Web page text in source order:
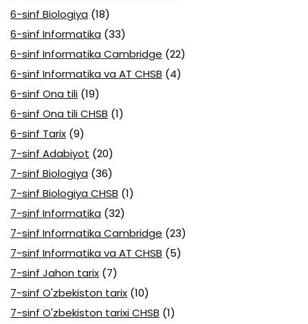
6-sinf Biologiya (18)
6-sinf Informatika (33)
6-sinf Informatika Cambridge (22)
6-sinf Informatika va AT CHSB (4)
6-sinf Ona tili (19)
6-sinf Ona tili CHSB (1)
6-sinf Tarix (9)
7-sinf Adabiyot (20)
7-sinf Biologiya (36)
7-sinf Biologiya CHSB (1)
7-sinf Informatika (32)
7-sinf Informatika Cambridge (23)
7-sinf Informatika va AT CHSB (5)
7-sinf Jahon tarix (7)
7-sinf O'zbekiston tarix (10)
7-sinf O'zbekiston tarixi CHSB (1)